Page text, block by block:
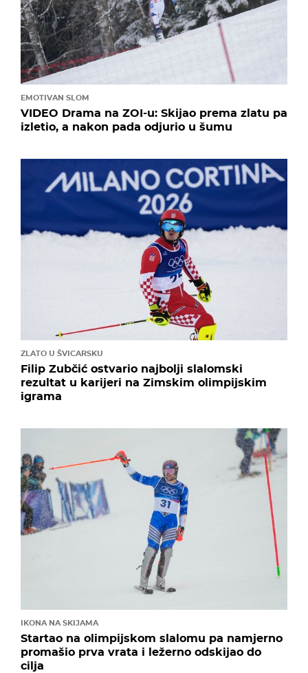
EMOTIVAN SLOM
VIDEO Drama na ZOI-u: Skijao prema zlatu pa
izletio, a nakon pada odjurio u šumu
ZLATO U ŠVICARSKU
Filip Zubčić ostvario najbolji slalomski
rezultat u karijeri na Zimskim olimpijskim
igrama
IKONA NA SKIJAMA
Startao na olimpijskom slalomu pa namjerno
promašio prva vrata i ležerno odskijao do
cilja